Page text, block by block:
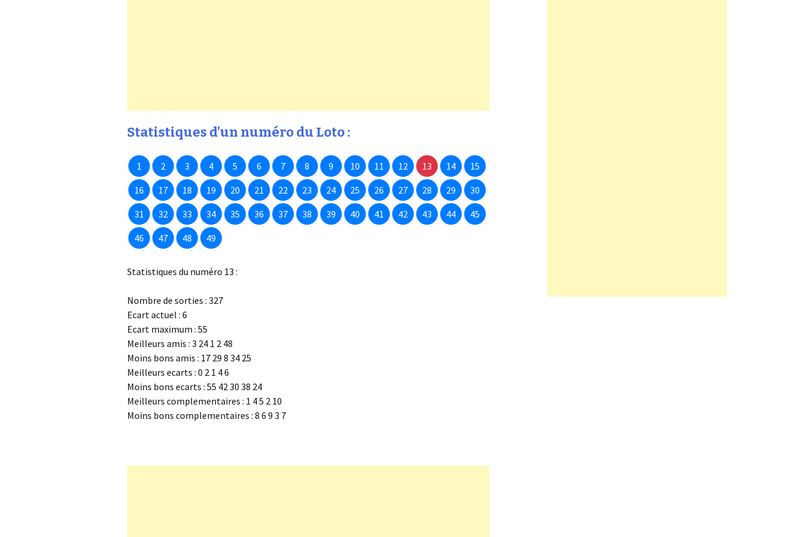
Statistiques d’un numéro du Loto :
1 2 3 4 5 6 7 8 9 10 11 12 13 14
15
16
17 18 19 20 21 22 23 24 25 26 27 28 29
30
31
32 33 34 35 36 37 38 39 40 41 42 43 44
45
46
47 48 49
Statistiques du numéro 13 :
Nombre de sorties : 327
Ecart actuel : 6
Ecart maximum : 55
Meilleurs amis : 3 24 1 2 48
Moins bons amis : 17 29 8 34 25
Meilleurs ecarts : 0 2 1 4 6
Moins bons ecarts : 55 42 30 38 24
Meilleurs complementaires : 1 4 5 2 10
Moins bons complementaires : 8 6 9 3 7